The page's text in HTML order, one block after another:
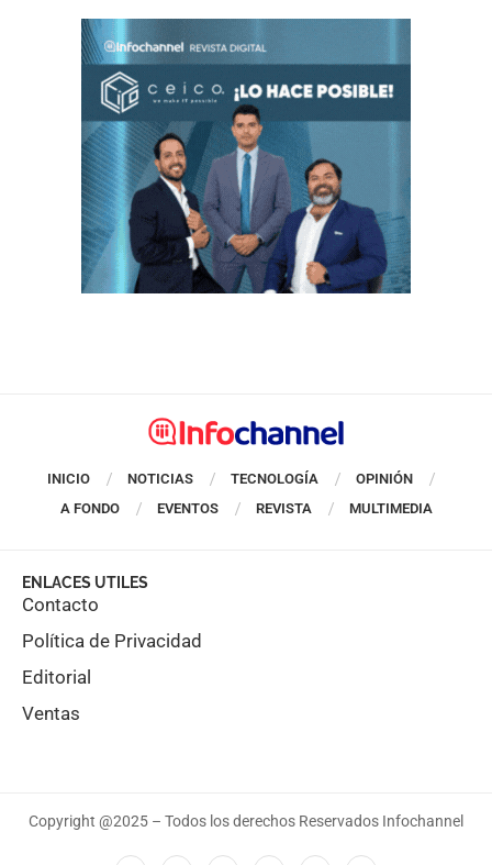
INICIO NOTICIAS TECNOLOGÍA
OPINIÓN
A FONDO
EVENTOS REVISTA MULTIMEDIA
ENLACES UTILES
Contacto
Política de Privacidad
Editorial
Ventas
Copyright @2025 – Todos los derechos Reservados Infochannel